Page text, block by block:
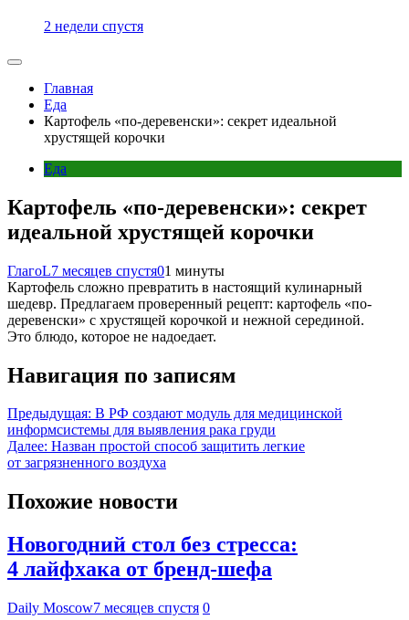
2 недели спустя
Главная
Еда
Картофель «по-деревенски»: секрет идеальной
хрустящей корочки
Еда
Картофель «по-деревенски»: секрет
идеальной хрустящей корочки
ГлагоL7 месяцев спустя01 минуты
Картофель сложно превратить в настоящий кулинарный
шедевр. Предлагаем проверенный рецепт: картофель «по-
деревенски» с хрустящей корочкой и нежной серединой.
Это блюдо, которое не надоедает.
Навигация по записям
Предыдущая: В РФ создают модуль для медицинской
информсистемы для выявления рака груди
Далее: Назван простой способ защитить легкие
от загрязненного воздуха
Похожие новости
Новогодний стол без стресса:
4 лайфхака от бренд-шефа
Daily Moscow7 месяцев спустя 0